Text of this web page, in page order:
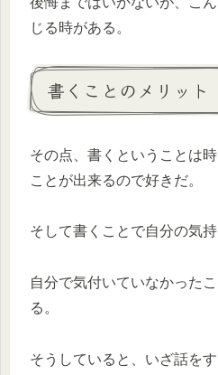
じる時がある。
書くことのメリット
その点、書くということは
ことが出来るので好きだ。
そして書くことで自分の気
自分で気付いていなかった
る。
そうしていると、いざ話を